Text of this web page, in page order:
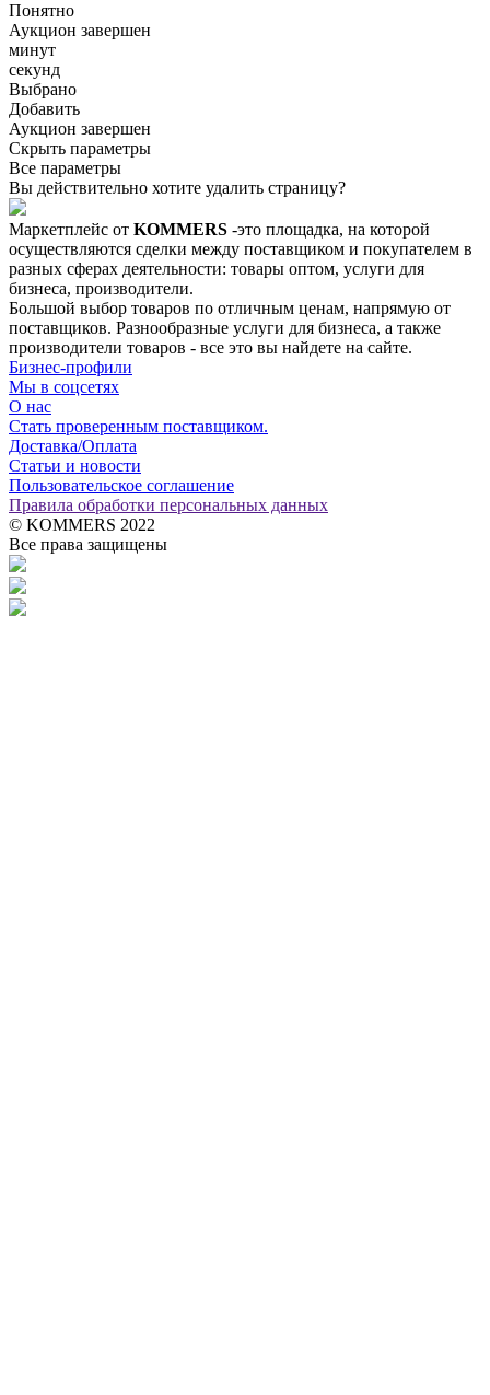
Понятно
Аукцион завершен
минут
секунд
Выбрано
Добавить
Аукцион завершен
Скрыть параметры
Все параметры
Вы действительно хотите удалить страницу?
Маркетплейс от KOMMERS -это площадка, на которой
осуществляются сделки между поставщиком и покупателем в
разных сферах деятельности: товары оптом, услуги для
бизнеса, производители.
Большой выбор товаров по отличным ценам, напрямую от
поставщиков. Разнообразные услуги для бизнеса, а также
производители товаров - все это вы найдете на сайте.
Бизнес-профили
Мы в соцсетях
О нас
Стать проверенным поставщиком.
Доставка/Оплата
Статьи и новости
Пользовательское соглашение
Правила обработки персональных данных
© KOMMERS 2022
Все права защищены